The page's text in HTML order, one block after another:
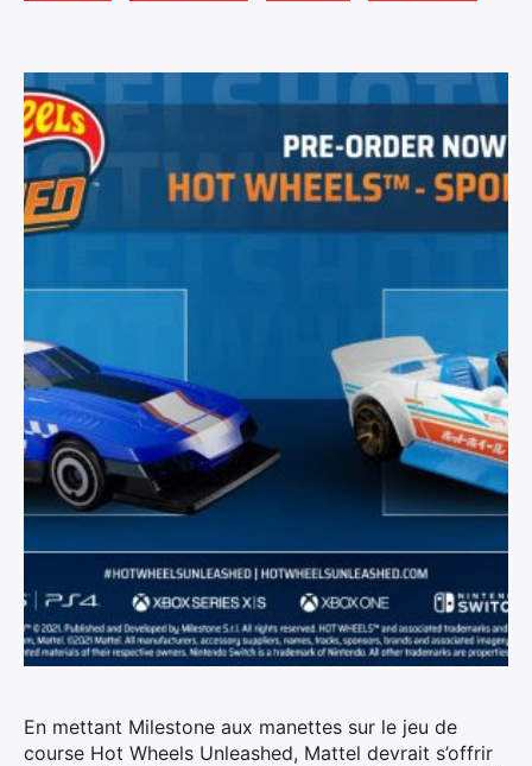
En mettant Milestone aux manettes sur le jeu de
course Hot Wheels Unleashed, Mattel devrait s’offrir